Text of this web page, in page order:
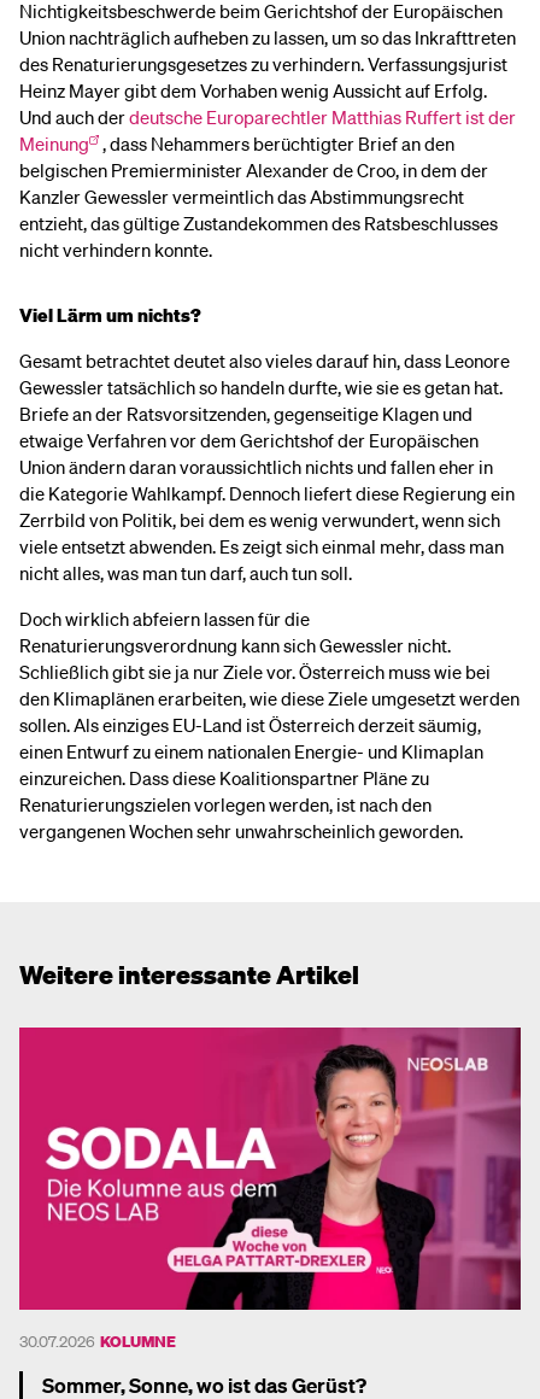
Nichtigkeitsbeschwerde beim Gerichtshof der Europäischen
Union nachträglich aufheben zu lassen, um so das Inkrafttreten
des Renaturierungsgesetzes zu verhindern. Verfassungsjurist
Heinz Mayer gibt dem Vorhaben wenig Aussicht auf Erfolg.
Und auch derdeutsche Europarechtler Matthias Ruffert ist der
Meinung , dass Nehammers berüchtigter Brief an den
belgischen Premierminister Alexander de Croo, in dem der
Kanzler Gewessler vermeintlich das Abstimmungsrecht
entzieht, das gültige Zustandekommen des Ratsbeschlusses
nicht verhindern konnte.
Viel Lärm um nichts?
Gesamt betrachtet deutet also vieles darauf hin, dass Leonore
Gewessler tatsächlich so handeln durfte, wie sie es getan hat.
Briefe an der Ratsvorsitzenden, gegenseitige Klagen und
etwaige Verfahren vor dem Gerichtshof der Europäischen
Union ändern daran voraussichtlich nichts und fallen eher in
die Kategorie Wahlkampf. Dennoch liefert diese Regierung ein
Zerrbild von Politik, bei dem es wenig verwundert, wenn sich
viele entsetzt abwenden. Es zeigt sich einmal mehr, dass man
nicht alles, was man tun darf, auch tun soll.
Doch wirklich abfeiern lassen für die
Renaturierungsverordnung kann sich Gewessler nicht.
Schließlich gibt sie ja nur Ziele vor. Österreich muss wie bei
den Klimaplänen erarbeiten, wie diese Ziele umgesetzt werden
sollen. Als einziges EU-Land ist Österreich derzeit säumig,
einen Entwurf zu einem nationalen Energie- und Klimaplan
einzureichen. Dass diese Koalitionspartner Pläne zu
Renaturierungszielen vorlegen werden, ist nach den
vergangenen Wochen sehr unwahrscheinlich geworden.
Weitere interessante Artikel
30.07.2026 KOLUMNE
Sommer, Sonne, wo ist das Gerüst?